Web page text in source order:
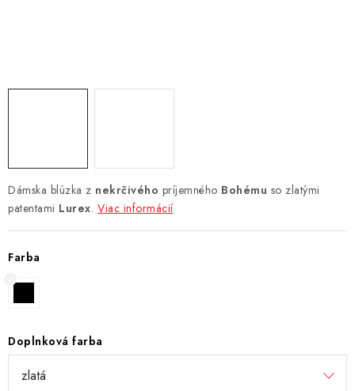
Dámska blúzka z nekrčivého príjemného Bohému so zlatými
patentami Lurex. Viac informácií
Farba
Doplnková farba